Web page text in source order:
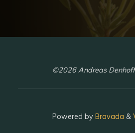
©2026 Andreas
Powered byBravada &